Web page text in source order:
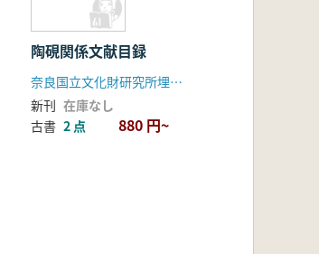
陶硯関係文献目録
奈良国立文化財研究所埋蔵文化財センター
新刊 在庫なし
古書 2 点 880 円~